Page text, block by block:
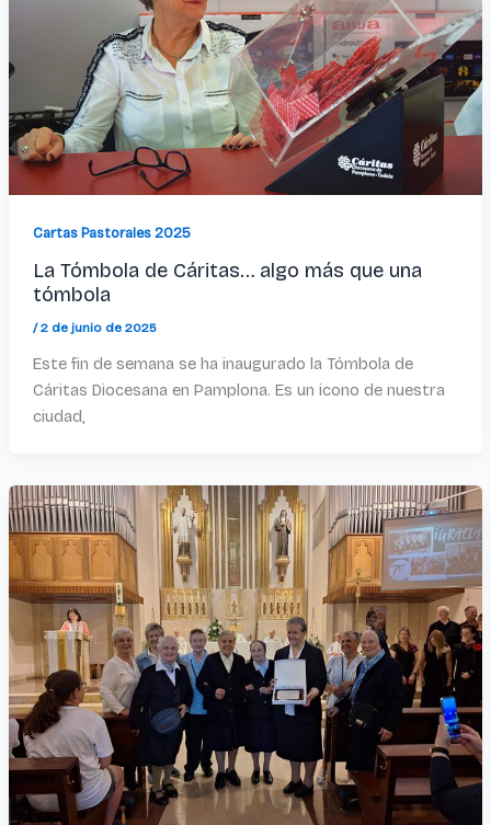
Cartas Pastorales 2025
La Tómbola de Cáritas… algo más que una
tómbola
/2 de junio de 2025
Este fin de semana se ha inaugurado la Tómbola de
Cáritas Diocesana en Pamplona. Es un icono de nuestra
ciudad,